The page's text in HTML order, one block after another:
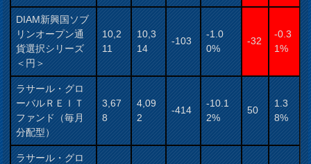
DIAM新興国ソブ
リンオープン通
貨選択シリーズ
＜円＞
10,2
11
10,3
14
-103
-1.0
0%
-32
-0.3
1%
ラサール・グロ
ーバルＲＥＩＴ
ファンド（毎月
分配型）
3,67
8
4,09
2
-414
-10.1
2%
50
1.3
8%
ラサール・グロ